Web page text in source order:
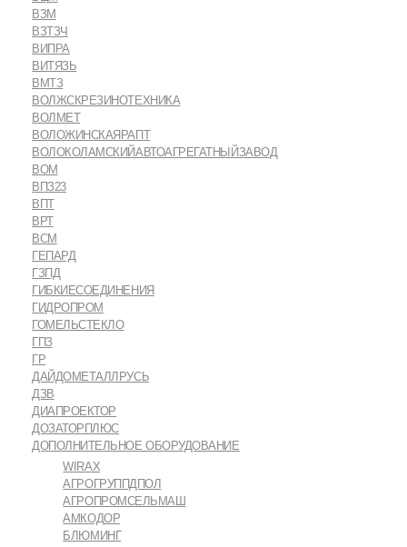
ВЗМ
ВЗТЗЧ
ВИПРА
ВИТЯЗЬ
ВМТЗ
ВОЛЖСКРЕЗИНОТЕХНИКА
ВОЛМЕТ
ВОЛОЖИНСКАЯРАПТ
ВОЛОКОЛАМСКИЙАВТОАГРЕГАТНЫЙЗАВОД
ВОМ
ВПЗ23
ВПТ
ВРТ
ВСМ
ГЕПАРД
ГЗПД
ГИБКИЕСОЕДИНЕНИЯ
ГИДРОПРОМ
ГОМЕЛЬСТЕКЛО
ГПЗ
ГР
ДАЙДОМЕТАЛЛРУСЬ
ДЗВ
ДИАПРОЕКТОР
ДОЗАТОРПЛЮС
ДОПОЛНИТЕЛЬНОЕ ОБОРУДОВАНИЕ
WIRAX
АГРОГРУППДПОЛ
АГРОПРОМСЕЛЬМАШ
АМКОДОР
БЛЮМИНГ